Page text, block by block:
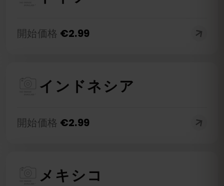
開始価格 €2.99
インドネシア
開始価格 €2.99
メキシコ